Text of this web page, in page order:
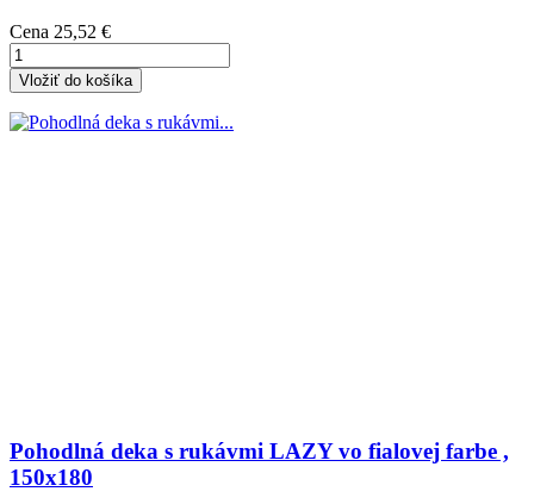
Cena 25,52 €
Vložiť do košíka
Pohodlná deka s rukávmi LAZY vo fialovej farbe ,
150x180